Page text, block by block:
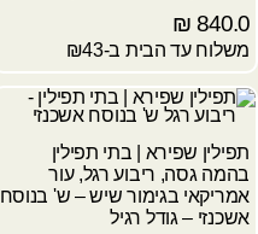
840.0
₪
משלוח עד הבית ב-₪43
תפילין שפירא | בתי תפילין
בהמה גסה, ריבוע רגל, עור
אמריקאי בגימור שיש – ש' בנוסח
אשכנזי – גודל רגיל